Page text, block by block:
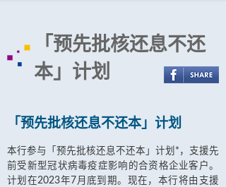
「预先批核还息不还
本」计划
「预先批核还息不还本」计划
本行参与「预先批核还息不还本」计划*，支援先
前受新型冠状病毒疫症影响的合资格企业客户。
计划在2023年7月底到期。现在，本行将由支援